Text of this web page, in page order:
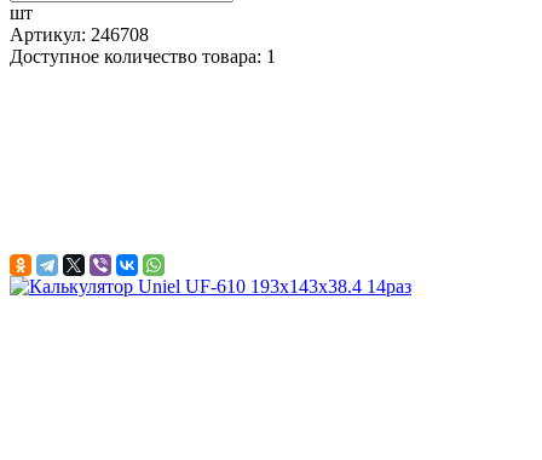
шт
Артикул: 246708
Доступное количество товара: 1